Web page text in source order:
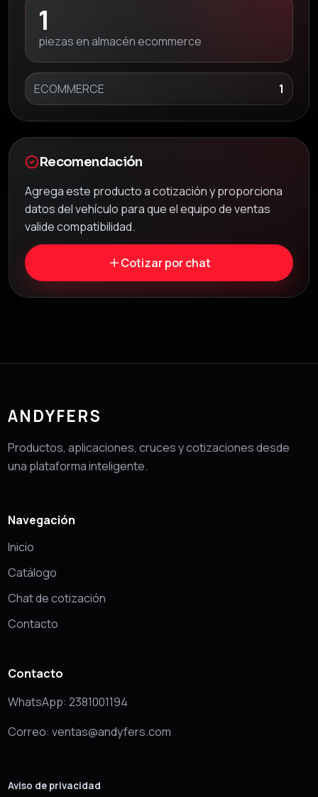
1
piezas en almacén ecommerce
ECOMMERCE 1
Recomendación
Agrega este producto a cotización y proporciona
datos del vehículo para que el equipo de ventas
valide compatibilidad.
Cotizar por chat
ANDYFERS
Productos, aplicaciones, cruces y cotizaciones desde
una plataforma inteligente.
Navegación
Inicio
Catálogo
Chat de cotización
Contacto
Contacto
WhatsApp: 2381001194
Correo: ventas@andyfers.com
Aviso de privacidad